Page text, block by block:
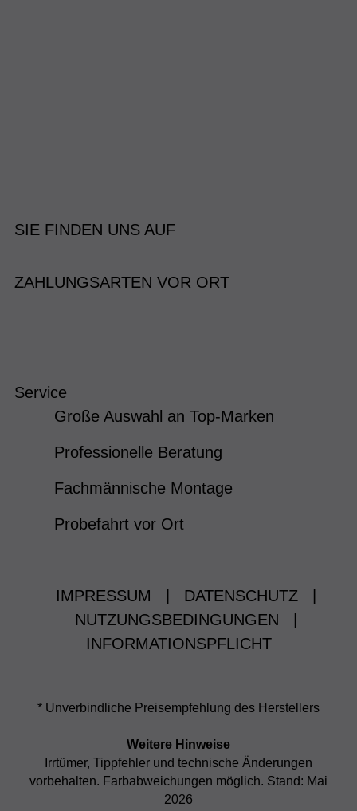
SIE FINDEN UNS AUF
ZAHLUNGSARTEN VOR ORT
Service
Große Auswahl an Top-Marken
Professionelle Beratung
Fachmännische Montage
Probefahrt vor Ort
IMPRESSUM DATENSCHUTZ
NUTZUNGSBEDINGUNGEN
INFORMATIONSPFLICHT
* Unverbindliche Preisempfehlung des Herstellers
Weitere Hinweise
Irrtümer, Tippfehler und technische Änderungen
vorbehalten. Farbabweichungen möglich. Stand: Mai
2026